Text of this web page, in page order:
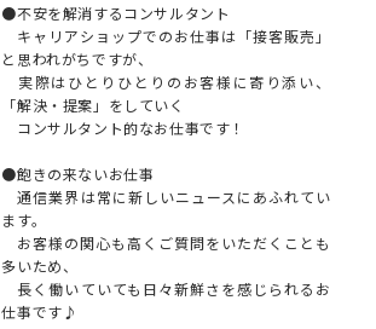
●不安を解消するコンサルタント
キャリアショップでのお仕事は「接客販売」
と思われがちですが、
実際はひとりひとりのお客様に寄り添い、
「解決・提案」をしていく
コンサルタント的なお仕事です！
●飽きの来ないお仕事
通信業界は常に新しいニュースにあふれてい
ます。
お客様の関心も高くご質問をいただくことも
多いため、
長く働いていても日々新鮮さを感じられるお
仕事です♪